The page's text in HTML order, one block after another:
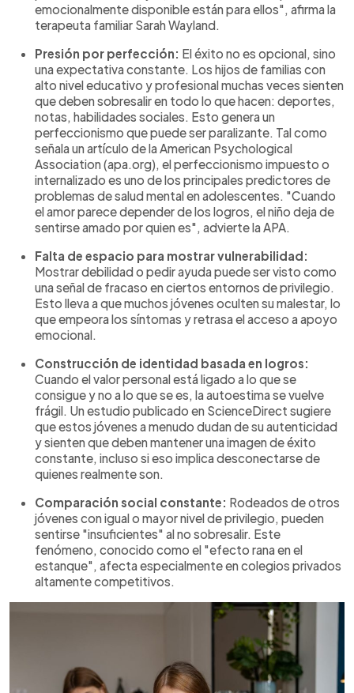
emocionalmente disponible están para ellos", afirma la
terapeuta familiar Sarah Wayland.
Presión por perfección: El éxito no es opcional, sino
una expectativa constante. Los hijos de familias con
alto nivel educativo y profesional muchas veces sienten
que deben sobresalir en todo lo que hacen: deportes,
notas, habilidades sociales. Esto genera un
perfeccionismo que puede ser paralizante. Tal como
señala un artículo de la American Psychological
Association (apa.org), el perfeccionismo impuesto o
internalizado es uno de los principales predictores de
problemas de salud mental en adolescentes. "Cuando
el amor parece depender de los logros, el niño deja de
sentirse amado por quien es", advierte la APA.
Falta de espacio para mostrar vulnerabilidad:
Mostrar debilidad o pedir ayuda puede ser visto como
una señal de fracaso en ciertos entornos de privilegio.
Esto lleva a que muchos jóvenes oculten su malestar, lo
que empeora los síntomas y retrasa el acceso a apoyo
emocional.
Construcción de identidad basada en logros:
Cuando el valor personal está ligado a lo que se
consigue y no a lo que se es, la autoestima se vuelve
frágil. Un estudio publicado en ScienceDirect sugiere
que estos jóvenes a menudo dudan de su autenticidad
y sienten que deben mantener una imagen de éxito
constante, incluso si eso implica desconectarse de
quienes realmente son.
Comparación social constante: Rodeados de otros
jóvenes con igual o mayor nivel de privilegio, pueden
sentirse "insuficientes" al no sobresalir. Este
fenómeno, conocido como el "efecto rana en el
estanque", afecta especialmente en colegios privados
altamente competitivos.